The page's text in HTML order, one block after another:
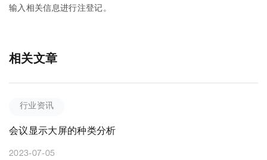
输入相关信息进行注登记。
相关文章
行业资讯
会议显示大屏的种类分析
2023-07-05